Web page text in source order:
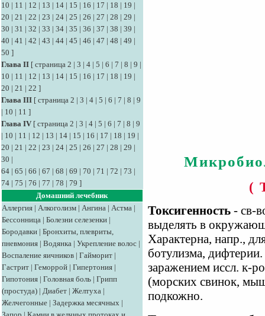
10 | 11 | 12 | 13 | 14 | 15 | 16 | 17 | 18 | 19 |
20 | 21 | 22 | 23 | 24 | 25 | 26 | 27 | 28 | 29 |
30 | 31 | 32 | 33 | 34 | 35 | 36 | 37 | 38 | 39 |
40 | 41 | 42 | 43 | 44 | 45 | 46 | 47 | 48 | 49 |
50 ]
Глава II [ страница 2 | 3 | 4 | 5 | 6 | 7 | 8 | 9 |
10 | 11 | 12 | 13 | 14 | 15 | 16 | 17 | 18 | 19 |
20 | 21 | 22 ]
Глава III [ страница 2 | 3 | 4 | 5 | 6 | 7 | 8 | 9
| 10 | 11 ]
Глава IV [ страница 2 | 3 | 4 | 5 | 6 | 7 | 8 | 9
| 10 | 11 | 12 | 13 | 14 | 15 | 16 | 17 | 18 | 19 |
20 | 21 | 22 | 23 | 24 | 25 | 26 | 27 | 28 | 29 |
30 |
64 | 65 | 66 | 67 | 68 | 69 | 70 | 71 | 72 | 73 |
74 | 75 | 76 | 77 | 78 | 79 ]
Домашний лечебник
Аллергия | Алкоголизм | Ангина | Астма |
Бессонница | Болезни селезенки |
Бородавки | Бронхиты, плевриты,
пневмония | Водянка | Укрепление волос |
Воспаление яичников | Гайморит |
Гастрит | Геморрой | Гипертония |
Гипотония | Головная боль | Грипп
(простуда) | Диабет | Желтуха |
Желчегонные | Задержка месячных |
(
Токсигенность - св-
выделять в
Характерна, напр.,
ботулизма,
заражением иссл. к-
(морских свинок,
подкожно.